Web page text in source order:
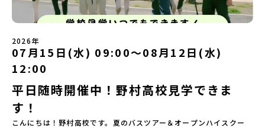
悠所在地：〒690-0842 島根県松江市東本町二丁目25-6 みらい
BASE2階 その他所在地公式HP：http://c-platform.or.jp/お問い
地域留学体験」のプログラム開催情報を公式LINEにて配信中！ぜひ
ご登録ください♪地域みらい留学公式LINE
は原則、開催日1週間前までにご連絡いたします。又、最少催行人数
に達しなかった場合は、開催日3週間前までに催行中止の旨をメール
についてはこちらをご確認ください。運営団体について＜プログラ
ム主催：一般財団法人地域・教育魅力化プラットフォーム＞「意志
ある若者にあふれる持続可能な地域・社会をつくる」というビジョ
ンを掲げ、2017年3月に島根県に設立した教育事業団体です。日本
全国約200の高校と連携しながら、中学卒業後に地域の枠を越えて生
徒一人ひとりの夢や価値観に合った地域・学校で1〜3年間過ごすこ
とができるシステム「地域みらい留学」をはじめとした、教育事業
や地域活性モデルをつくり続けています。名 称：一般財団法人地
しています。ぜひ、ご自宅からお気軽にご視聴ください。🎬 [アーカ
イブ動画を視聴する]YouTube：
https://youtu.be/Yt8nd04aNgA?si=e5erbspvwz5O8_uF
【STEP 2】プログラム説明会〜「八幡平市」の内容をもっと知りし
たい方へ〜全体説明を聞いたうえで、「プログラムで何をする
の？」「どんなまちなの？」という疑問にお答えする詳細配信で
す。2泊3日のプログラムの中身をお伝えします。日時：6月10日(水)
応答紹介地域：鹿児島県出水市・出水工業高校/北海道標津町/岩手
県八幡平市/愛媛県鬼北町＊4つの地域のプログラムを1時間でぎゅっ
とお届けします。お申し込み：https://c-
ログラムを変更する場合がございます。参加概要【開催場所】北海
道標津町【実施日程】8月4日（火）〜 8月6日（木）※参加が確定し
イン研修」をご案内する予定です。必ず参加をお願いします。【集合
場所・時間】中標津空港 8月4日(火) 14：30 集合【解散場所・時
間】中標津空港 8月6日(木) 13：30 解散【対象】中学2年生、中学3
年生【宿泊先】民宿 船長の家※1室に複数(同性2～4名程度)で宿泊
いただく予定です。【旅行代金】無料※旅行代金に含まれる費用の
うち、以下の内容が無料となります：・宿泊費（2泊分）・プログラ
ム内のアクティビティ・体験費用・一部の食事代*以下の費用は参加
者のご負担となります・集合場所までの往復交通費・お土産代や自
2026年
07月15日(水) 09:00〜08月12日(水)
12:00
平日随時開催中！野村高校見学できま
す！
こんにちは！野村高校です。夏のバスツアー＆オープンハイスクー